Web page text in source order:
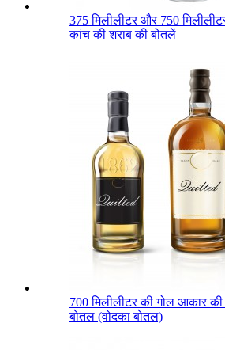
375 मिलीलीटर और 750
कांच की शराब की बोतलें
700 मिलीलीटर की गोल आकार की
बोतल (वोदका बोतल)